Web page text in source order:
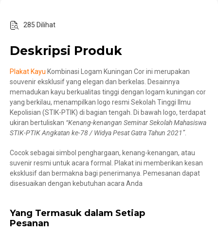
285 Dilihat
Deskripsi Produk
Plakat Kayu Kombinasi Logam Kuningan Cor ini merupakan
souvenir eksklusif yang elegan dan berkelas. Desainnya
memadukan kayu berkualitas tinggi dengan logam kuningan cor
yang berkilau, menampilkan logo resmi Sekolah Tinggi Ilmu
Kepolisian (STIK-PTIK) di bagian tengah. Di bawah logo, terdapat
ukiran bertuliskan “Kenang-kenangan Seminar Sekolah Mahasiswa
STIK-PTIK Angkatan ke-78 / Widya Pesat Gatra Tahun 2021”.
Cocok sebagai simbol penghargaan, kenang-kenangan, atau
suvenir resmi untuk acara formal. Plakat ini memberikan kesan
eksklusif dan bermakna bagi penerimanya. Pemesanan dapat
disesuaikan dengan kebutuhan acara Anda
Yang Termasuk dalam Setiap
Pesanan